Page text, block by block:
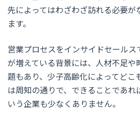
先によってはわざわざ訪れる必要が
ます。
営業プロセスをインサイドセール
が増えている背景には、人材不足や
題もあり、少子高齢化によってどこ
は周知の通りで、できることであれ
いう企業も少なくありません。